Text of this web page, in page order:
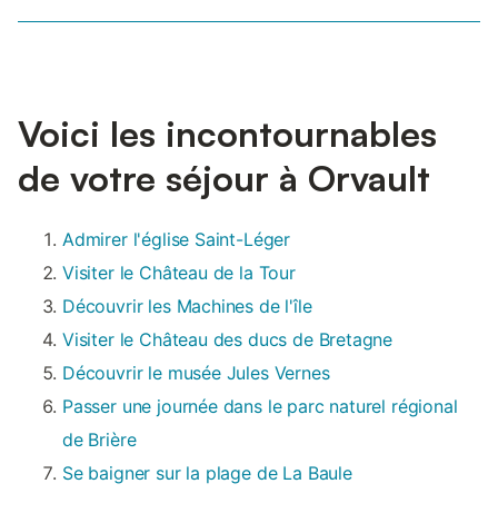
Voici les incontournables
de votre séjour à Orvault
Admirer l'église Saint-Léger
Visiter le Château de la Tour
Découvrir les Machines de l'île
Visiter le Château des ducs de Bretagne
Découvrir le musée Jules Vernes
Passer une journée dans le parc naturel régional
de Brière
Se baigner sur la plage de La Baule